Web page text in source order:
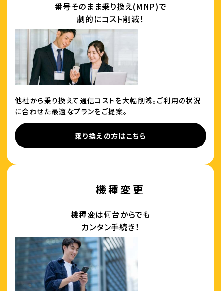
番号そのまま乗り換え(MNP)で
劇的にコスト削減！
他社から乗り換えて通信コストを大幅削減。ご利用の状況
に合わせた最適なプランをご提案。
乗り換えの方はこちら
機種変更
機種変は何台からでも
カンタン手続き！